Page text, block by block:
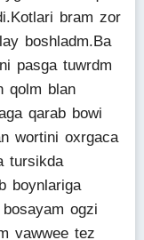
bram zor
boshladm.Ba
pasga tuwrdm
qolm blan
qarab bowi
wortini oxrgaca
tursikda
boynlariga
ogzi
vawwee tez